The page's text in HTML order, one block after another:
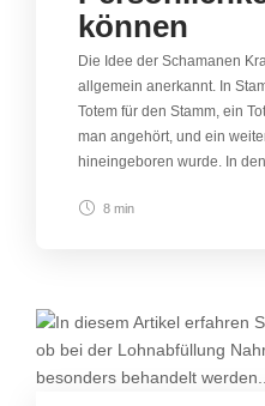
können
Die Idee der Schamanen
allgemein anerkannt. In
Totem für den Stamm, ein
man angehört, und ein
hineingeboren wurde. In
8 min